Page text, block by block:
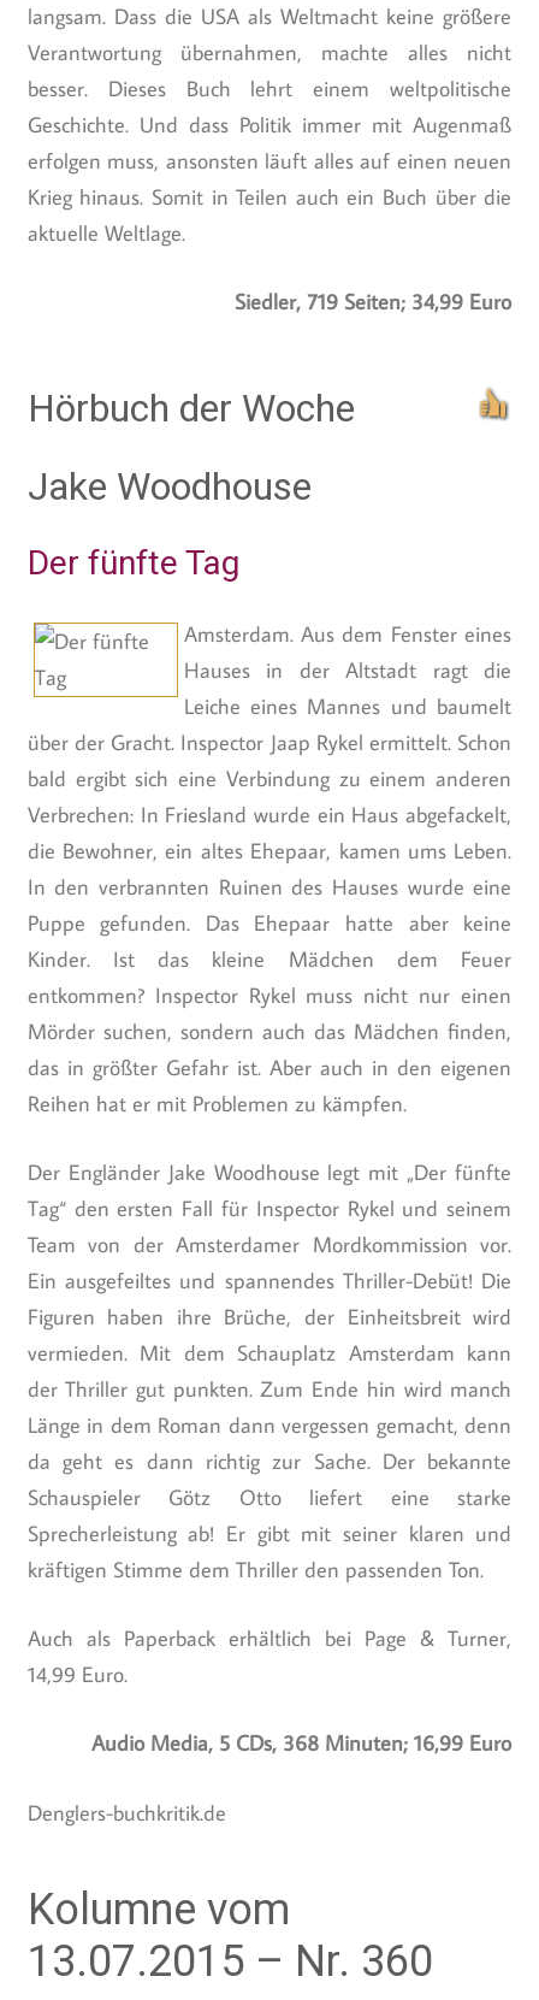
langsam. Dass die USA als Weltmacht keine größere
Verantwortung übernahmen, machte alles nicht
besser. Dieses Buch lehrt einem weltpolitische
Geschichte. Und dass Politik immer mit Augenmaß
erfolgen muss, ansonsten läuft alles auf einen neuen
Krieg hinaus. Somit in Teilen auch ein Buch über die
aktuelle Weltlage.
Siedler, 719 Seiten; 34,99 Euro
Hörbuch der Woche
Jake Woodhouse
Der fünfte Tag
Amsterdam. Aus dem Fenster eines
Hauses in der Altstadt ragt die
Leiche eines Mannes und baumelt
über der Gracht. Inspector Jaap Rykel ermittelt. Schon
bald ergibt sich eine Verbindung zu einem anderen
Verbrechen: In Friesland wurde ein Haus abgefackelt,
die Bewohner, ein altes Ehepaar, kamen ums Leben.
In den verbrannten Ruinen des Hauses wurde eine
Puppe gefunden. Das Ehepaar hatte aber keine
Kinder. Ist das kleine Mädchen dem Feuer
entkommen? Inspector Rykel muss nicht nur einen
Mörder suchen, sondern auch das Mädchen finden,
das in größter Gefahr ist. Aber auch in den eigenen
Reihen hat er mit Problemen zu kämpfen.
Der Engländer Jake Woodhouse legt mit „Der fünfte
Tag“ den ersten Fall für Inspector Rykel und seinem
Team von der Amsterdamer Mordkommission vor.
Ein ausgefeiltes und spannendes Thriller-Debüt! Die
Figuren haben ihre Brüche, der Einheitsbreit wird
vermieden. Mit dem Schauplatz Amsterdam kann
der Thriller gut punkten. Zum Ende hin wird manch
Länge in dem Roman dann vergessen gemacht, denn
da geht es dann richtig zur Sache. Der bekannte
Schauspieler Götz Otto liefert eine starke
Sprecherleistung ab! Er gibt mit seiner klaren und
kräftigen Stimme dem Thriller den passenden Ton.
Auch als Paperback erhältlich bei Page & Turner,
14,99 Euro.
Audio Media, 5 CDs, 368 Minuten; 16,99 Euro
Denglers-buchkritik.de
Kolumne vom
13.07.2015 – Nr. 360